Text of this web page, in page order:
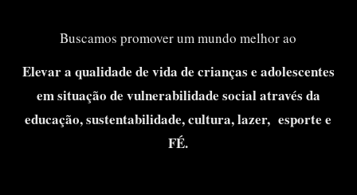
Buscamos promover um mundo melhor ao
Elevar a qualidade de vida de crianças e adolescentes
em situação de vulnerabilidade social através da
educação, sustentabilidade, cultura, lazer, esporte e
FÉ.